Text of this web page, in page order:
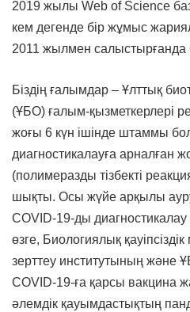
2019 жылы Web of Science
кем дегенде бір жұмыс
2011 жылмен салыстырғанда
Біздің ғалымдар – Ұлттық
(ҰБО) ғалым-қызметкерлері
жоғы 6 күн ішінде штаммы
диагностикалауға арналған
(полимеразды тізбекті
шықты. Осы жүйе арқылы
COVID-19-ды
өзге, Биологиялық
зерттеу институтының және
COVID-19-ға қарсы вакцина
әлемдік қауымдастықтың